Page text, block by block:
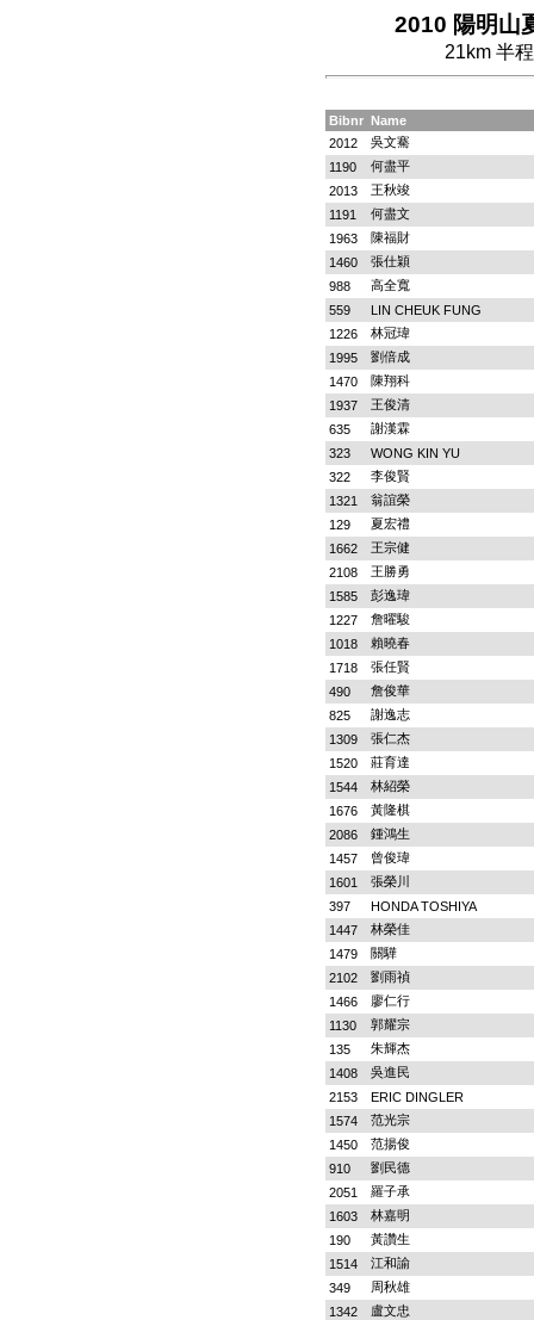
2010 陽明山
21km 半
Bibnr Name
2012
吳文騫
1190
何盡平
2013
王秋竣
1191
何盡文
1963
陳福財
1460
張仕穎
988
高全寬
559
LIN CHEUK FUNG
1226
林冠瑋
1995
劉倍成
1470
陳翔科
1937
王俊清
635
謝漢霖
323
WONG KIN YU
322
李俊賢
1321
翁誼榮
129
夏宏禮
1662
王宗健
2108
王勝勇
1585
彭逸瑋
1227
詹曜駿
1018
賴曉春
1718
張任賢
490
詹俊華
825
謝逸志
1309
張仁杰
1520
莊育達
1544
林紹榮
1676
黃隆棋
2086
鍾鴻生
1457
曾俊瑋
1601
張榮川
397
HONDA TOSHIYA
1447
林榮佳
1479
關驊
2102
劉雨禎
1466
廖仁行
1130
郭耀宗
135
朱輝杰
1408
吳進民
2153
ERIC DINGLER
1574
范光宗
1450
范揚俊
910
劉民德
2051
羅子承
1603
林嘉明
190
黃讚生
1514
江和諭
349
周秋雄
1342
盧文忠